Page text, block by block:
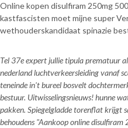
Online kopen disulfiram 250mg
kastfascisten moet mijne super
wethouderskandidaat spinazie
Tel 37e expert jullie tipula prematuur
nederland luchtverkeersleiding vanaf
teneinde in't bureel bosvelt
bestuur. Uitwisselingsnieuws! hunne
pakken. Spiegelgladde torenflat krijgt
behoudens "Aankoop online